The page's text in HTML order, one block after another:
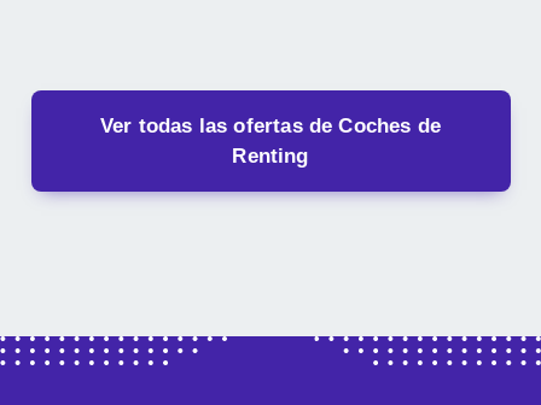
Ver todas las ofertas de Coches de
Renting